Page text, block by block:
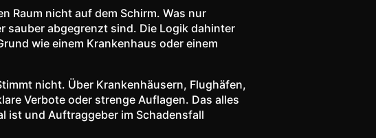
Raum nicht auf dem Schirm. Was nur
sauber abgegrenzt sind. Die Logik dahinter
wie einem Krankenhaus oder einem
nicht. Über Krankenhäusern, Flughäfen,
Verbote oder strenge Auflagen. Das alles
ist und Auftraggeber im Schadensfall